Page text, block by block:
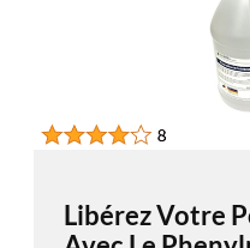
Libérez Votre